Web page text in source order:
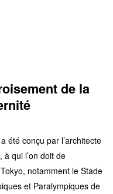
de la
été conçu par l’architecte
qui l’on doit de
notamment le Stade
et Paralympiques de